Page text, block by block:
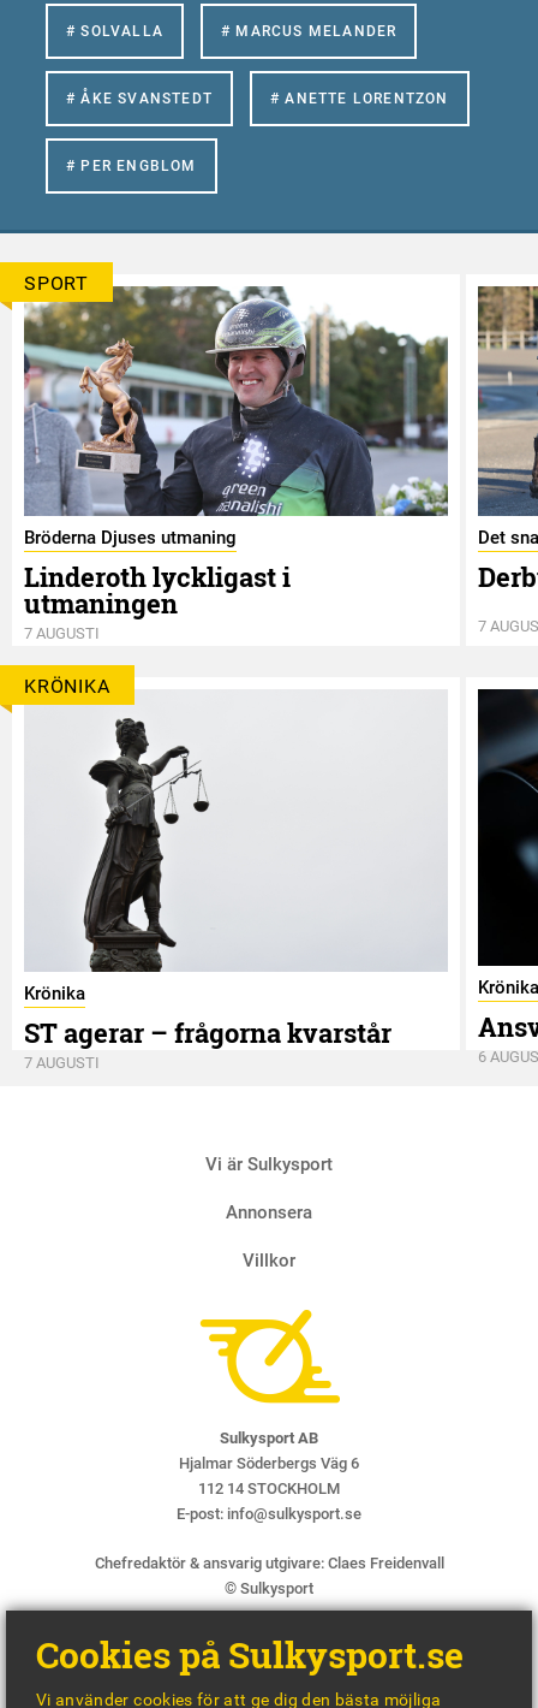
# SOLVALLA # MARCUS MELANDER
# ÅKE SVANSTEDT # ANETTE LORENTZON
# PER ENGBLOM
SPORT
Bröderna Djuses utmaning
Linderoth lyckligast i
utmaningen
7 AUGUSTI
Det
7
KRÖNIKA
Krönika
ST agerar – frågorna kvarstår
7 AUGUSTI
Krönika
6
Vi är Sulkysport
Annonsera
Villkor
Sulkysport AB
Hjalmar Söderbergs Väg 6
112 14 STOCKHOLM
E-post: info@sulkysport.se
Chefredaktör & ansvarig utgivare: Claes Freidenvall
© Sulkysport
Cookies på Sulkysport.se
Vi använder cookies för att ge dig den bästa möjliga